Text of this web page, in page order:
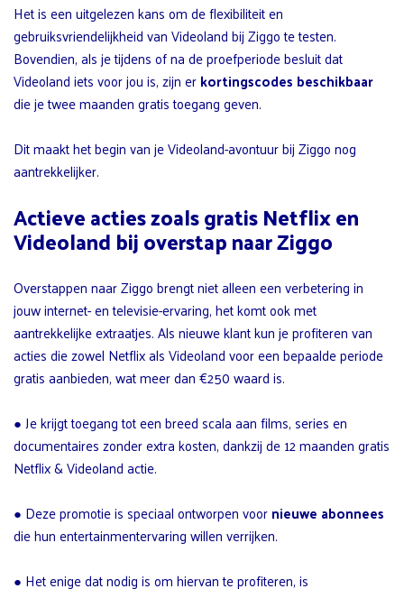
Het is een uitgelezen kans om de flexibiliteit en
gebruiksvriendelijkheid van Videoland bij Ziggo te testen.
Bovendien, als je tijdens of na de proefperiode besluit dat
Videoland iets voor jou is, zijn erkortingscodes beschikbaar
die je twee maanden gratis toegang geven.
Dit maakt het begin van je Videoland-avontuur bij Ziggo nog
aantrekkelijker.
Actieve acties zoals gratis Netflix en
Videoland bij overstap naar Ziggo
Overstappen naar Ziggo brengt niet alleen een verbetering in
jouw internet- en televisie-ervaring, het komt ook met
aantrekkelijke extraatjes. Als nieuwe klant kun je profiteren van
acties die zowel Netflix als Videoland voor een bepaalde periode
gratis aanbieden, wat meer dan €250 waard is.
● Je krijgt toegang tot een breed scala aan films, series en
documentaires zonder extra kosten, dankzij de 12 maanden gratis
Netflix & Videoland actie.
● Deze promotie is speciaal ontworpen voornieuwe abonnees
die hun entertainmentervaring willen verrijken.
● Het enige dat nodig is om hiervan te profiteren, is